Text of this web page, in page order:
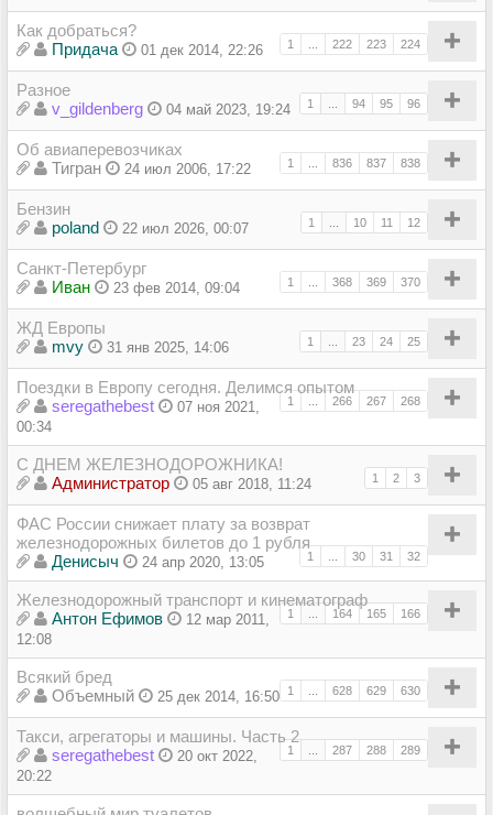
Как добраться?
1 222 223 224
Придача 01 дек 2014, 22:26
Разное
1 94 95 96
v_gildenberg 04 май 2023, 19:24
Об авиаперевозчиках
1 836 837 838
Тигран 24 июл 2006, 17:22
Бензин
1 10 11 12
poland 22 июл 2026, 00:07
Санкт-Петербург
1 368 369 370
Иван 23 фев 2014, 09:04
ЖД Европы
1 23 24 25
mvy 31 янв 2025, 14:06
Поездки в Европу сегодня. Делимся опытом
1 266 267 268
seregathebest
07 ноя 2021,
00:34
С ДНЕМ ЖЕЛЕЗНОДОРОЖНИКА!
1 2 3
Администратор 05 авг 2018, 11:24
ФАС России снижает плату за возврат
железнодорожных билетов до 1 рубля
1 30 31 32
Денисыч 24 апр 2020, 13:05
Железнодорожный транспорт и кинематограф
1 164 165 166
Антон Ефимов
12 мар 2011,
12:08
Всякий бред
1 628 629 630
Объемный 25 дек 2014, 16:50
Такси, агрегаторы и машины. Часть 2
1 287 288 289
seregathebest
20 окт 2022,
20:22